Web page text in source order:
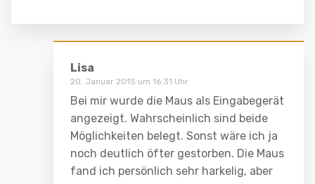
Lisa
20. Januar 2015 um 16:31 Uhr
Bei mir wurde die Maus als Eingabegerät
angezeigt. Wahrscheinlich sind beide
Möglichkeiten belegt. Sonst wäre ich ja
noch deutlich öfter gestorben. Die Maus
fand ich persönlich sehr harkelig, aber